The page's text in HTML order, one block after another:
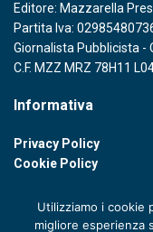
Editore: Mazzarella
Partita Iva:
Giornalista Pubblicista -
C.F. MZZ MRZ 78H11
Informativa
Privacy Policy
Cookie Policy
Utilizziamo i cookie
migliore esperienza